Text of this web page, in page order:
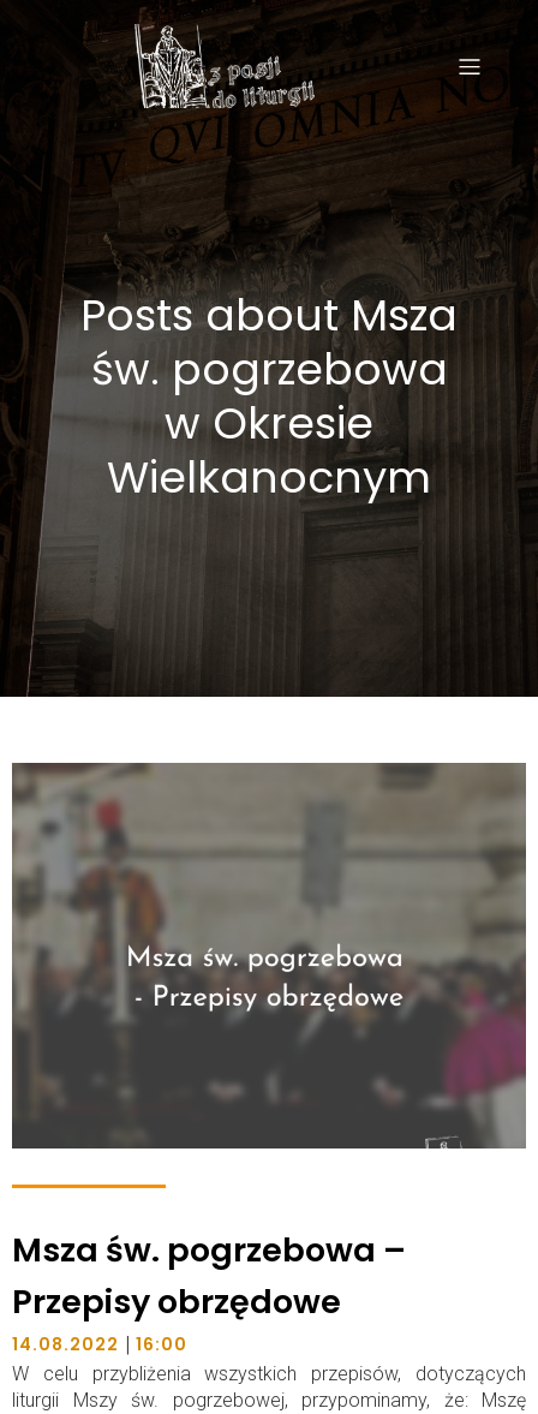
Posts about Msza
św. pogrzebowa
w Okresie
Wielkanocnym
Msza św. pogrzebowa –
Przepisy obrzędowe
14.08.2022 | 16:00
W celu przybliżenia wszystkich przepisów, dotyczących
liturgii Mszy św. pogrzebowej, przypominamy, że: Mszę